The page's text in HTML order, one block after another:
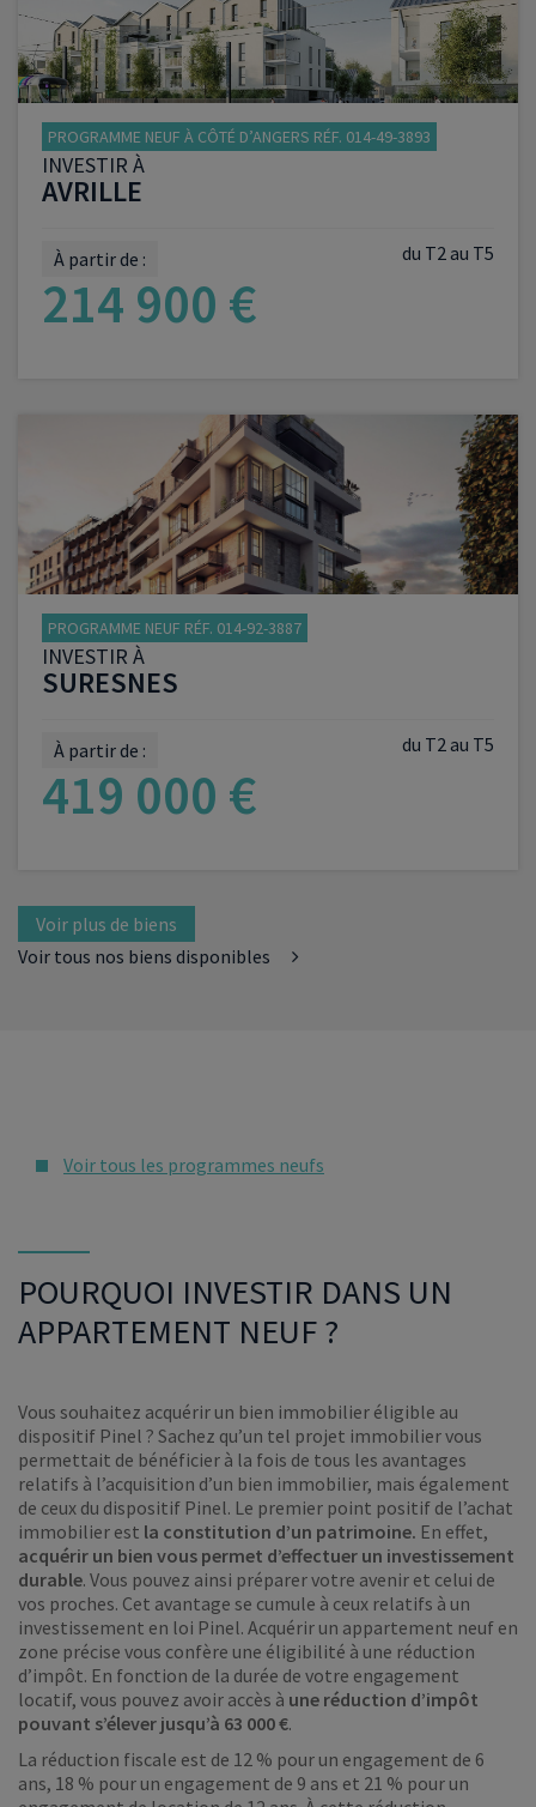
PROGRAMME NEUF À CÔTÉ D’ANGERS RÉF. 014-49-3893
INVESTIR À
AVRILLE
du T2 au T5
À partir de :
214 900 €
VOIR LE PROGRAMME
PROGRAMME NEUF RÉF. 014-92-3887
INVESTIR À
SURESNES
du T2 au T5
À partir de :
419 000 €
VOIR LE PROGRAMME
Voir plus de biens
Voir tous nos biens disponibles
Voir tous les programmes neufs
POURQUOI INVESTIR DANS UN
APPARTEMENT NEUF ?
Vous souhaitez acquérir un bien immobilier éligible au
dispositif Pinel ? Sachez qu’un tel projet immobilier vous
permettait de bénéficier à la fois de tous les avantages
relatifs à l’acquisition d’un bien immobilier, mais également
de ceux du dispositif Pinel. Le premier point positif de l’achat
immobilier est la constitution d’un patrimoine. En effet,
acquérir un bien vous permet d’effectuer un investissement
durable. Vous pouvez ainsi préparer votre avenir et celui de
vos proches. Cet avantage se cumule à ceux relatifs à un
investissement en loi Pinel. Acquérir un appartement neuf en
zone précise vous confère une éligibilité à une réduction
d’impôt. En fonction de la durée de votre engagement
locatif, vous pouvez avoir accès à une réduction d’impôt
pouvant s’élever jusqu’à 63 000 €.
La réduction fiscale est de 12 % pour un engagement de 6
ans, 18 % pour un engagement de 9 ans et 21 % pour un